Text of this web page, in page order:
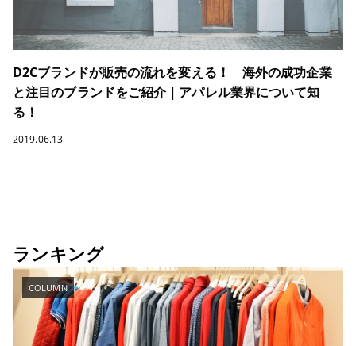
D2Cブランドが販売の流れを変える！ 海外の成功企業
と注目のブランドをご紹介｜アパレル業界について知
る！
2019.06.13
ランキング
COLUMN